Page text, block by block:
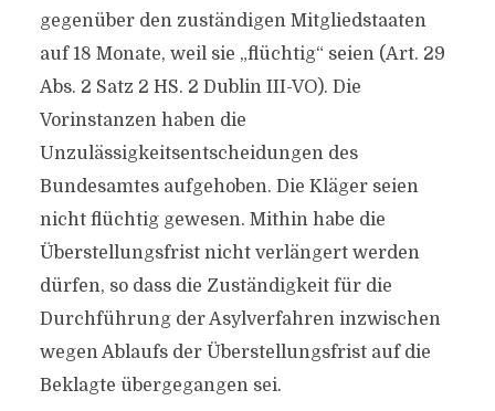
gegenüber den zuständigen Mitgliedstaaten
auf 18 Monate, weil sie „flüchtig“ seien (Art. 29
Abs. 2 Satz 2 HS. 2 Dublin III-VO). Die
Vorinstanzen haben die
Unzulässigkeitsentscheidungen des
Bundesamtes aufgehoben. Die Kläger seien
nicht flüchtig gewesen. Mithin habe die
Überstellungsfrist nicht verlängert werden
dürfen, so dass die Zuständigkeit für die
Durchführung der Asylverfahren inzwischen
wegen Ablaufs der Überstellungsfrist auf die
Beklagte übergegangen sei.